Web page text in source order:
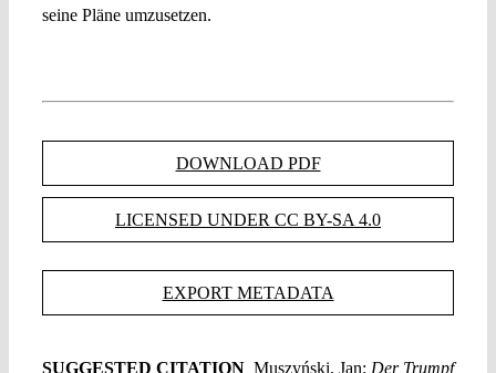
seine Pläne umzusetzen.
DOWNLOAD PDF
LICENSED UNDER CC BY-SA 4.0
EXPORT METADATA
SUGGESTED CITATION Muszyński, Jan: Der Trumpf